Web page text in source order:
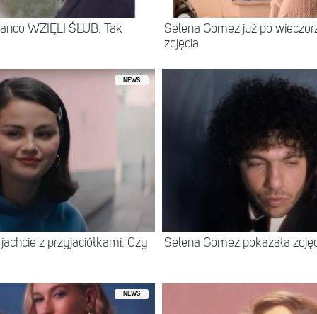
WZIĘLI ŚLUB. Tak
Selena Gomez już po
zdjęcia
NEWS
z przyjaciółkami. Czy Selena Gomez pokazała
NEWS